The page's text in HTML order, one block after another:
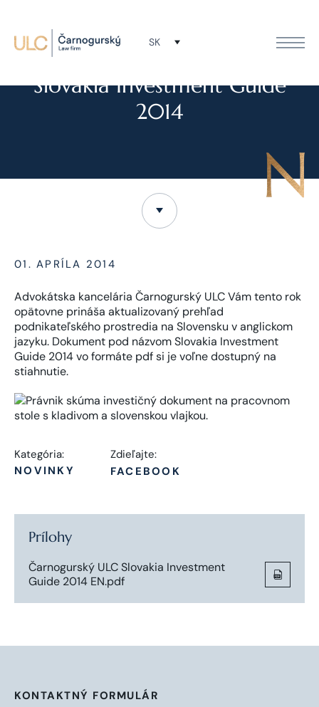
SK
NOVINKY
Slovakia Investment Guide
2014
01. APRÍLA 2014
Advokátska kancelária Čarnogurský ULC Vám tento rok
opätovne prináša aktualizovaný prehľad
podnikateľského prostredia na Slovensku v anglickom
jazyku. Dokument pod názvom Slovakia Investment
Guide 2014 vo formáte pdf si je voľne dostupný na
stiahnutie.
Kategória:
NOVINKY
Zdieľajte:
FACEBOOK
Prílohy
Čarnogurský ULC Slovakia Investment
Guide 2014 EN.pdf
KONTAKTNÝ FORMULÁR